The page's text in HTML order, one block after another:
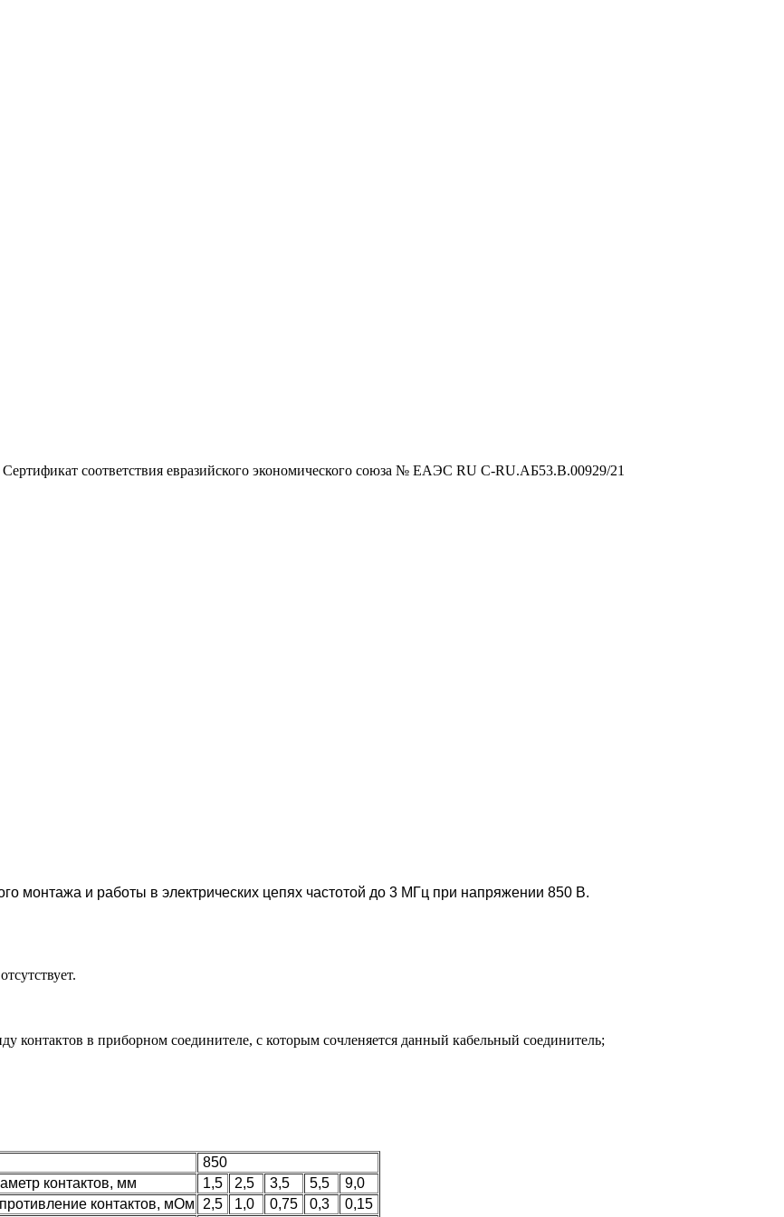
соответствия евразийского экономического союза № ЕАЭС RU C-RU.АБ53.В.00929/21
монтажа и работы в электрических цепях частотой до 3 МГц при напряжении 850 В.
контактов в приборном соединителе, с которым сочленяется данный кабельный соединитель;
850
контактов, мм 1,5 2,5 3,5 5,5
9,0
контактов, мОм 2,5 1,0 0,75 0,3 0,15